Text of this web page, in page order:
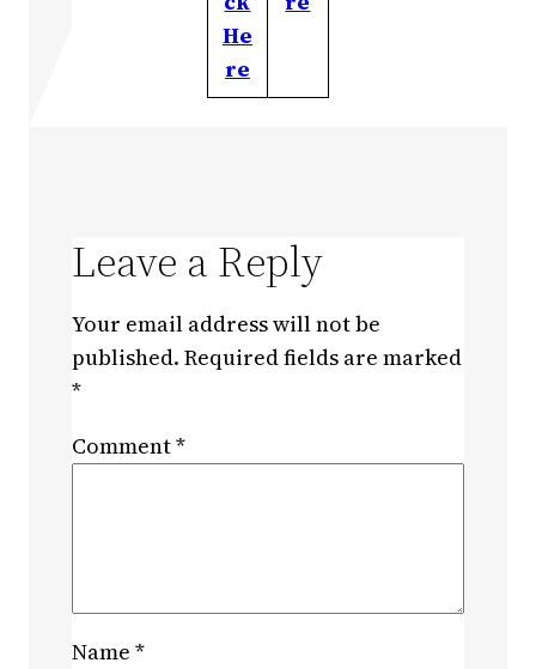
He
re
Leave a Reply
Your email address will not be
published. Required fields are marked
*
Comment*
Name *